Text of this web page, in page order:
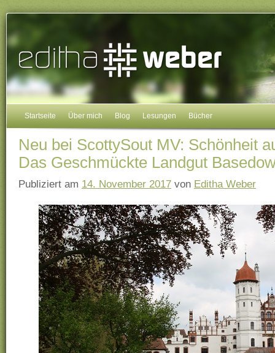
Startseite Über mich Blog Lesungen Bücher
Neu bei ScottySout MV: Schönheit
Das Geschmückte Landgut
Publiziert am 14. November 2017 von Editha Weber